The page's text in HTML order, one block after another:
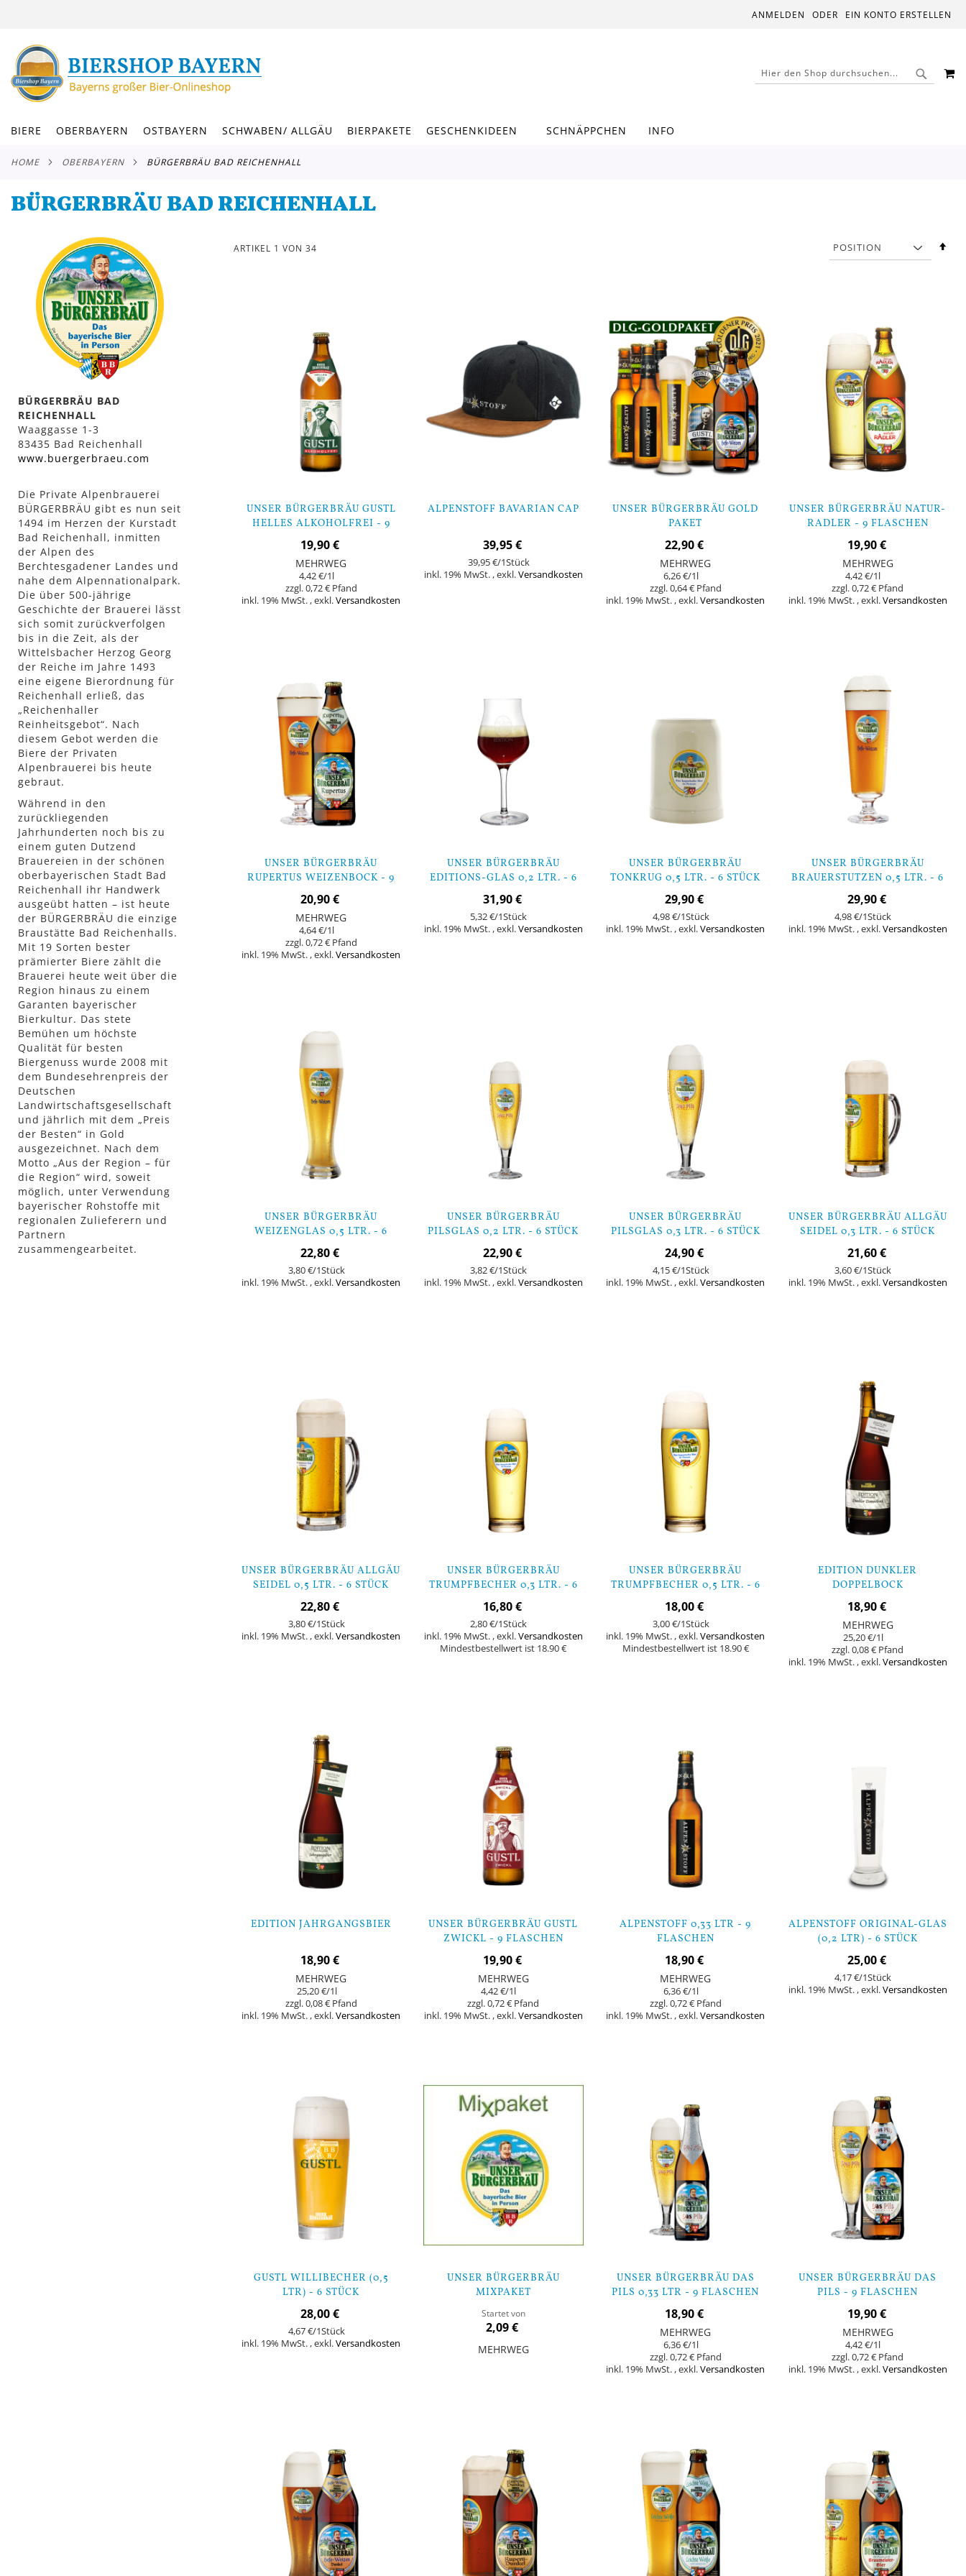
INHALT
ANMELDEN EIN KONTO ERSTELLEN
SUCHE
BIERE OBERBAYERN OSTBAYERN SCHWABEN/ ALLGÄU BIERPAKETE GESCHENKIDEEN SCHNÄPPCHEN INFO
HOME OBERBAYERN BÜRGERBRÄU BAD REICHENHALL
BÜRGERBRÄU BAD REICHENHALL
ARTIKEL 1 VON34
UNSER BÜRGERBRÄU GUSTL
HELLES ALKOHOLFREI - 9
FLASCHEN
19,90 €
MEHRWEG
4,42 €/1l
0,72 €
inkl. 19% MwSt.,exkl.Versandkosten
ALPENSTOFF BAVARIAN CAP
39,95 €
39,95 €/1Stück
inkl. 19% MwSt.,exkl.Versandkosten
UNSER BÜRGERBRÄU GOLD
PAKET
22,90 €
MEHRWEG
6,26 €/1l
0,64 €
inkl. 19% MwSt.,exkl.Versandkosten
UNSER BÜRGERBRÄU NATUR-
RADLER - 9 FLASCHEN
19,90 €
MEHRWEG
4,42 €/1l
0,72 €
inkl. 19% MwSt.,exkl.Versandkosten
UNSER BÜRGERBRÄU
RUPERTUS WEIZENBOCK - 9
FLASCHEN
20,90 €
MEHRWEG
4,64 €/1l
0,72 €
inkl. 19% MwSt. ,exkl.Versandkosten
UNSER BÜRGERBRÄU
EDITIONS-GLAS 0,2 LTR. - 6
STÜCK
31,90 €
5,32 €/1Stück
inkl. 19% MwSt. ,exkl.Versandkosten
In den Warenkorb
UNSER BÜRGERBRÄU
TONKRUG 0,5 LTR. - 6 STÜCK
29,90 €
4,98 €/1Stück
inkl. 19% MwSt. ,exkl.Versandkosten
UNSER BÜRGERBRÄU
BRAUERSTUTZEN 0,5 LTR. - 6
STÜCK
29,90 €
4,98 €/1Stück
inkl. 19% MwSt. ,exkl.Versandkosten
UNSER BÜRGERBRÄU
WEIZENGLAS 0,5 LTR. - 6
STÜCK
22,80 €
3,80 €/1Stück
inkl. 19% MwSt. ,exkl.Versandkosten
UNSER BÜRGERBRÄU
PILSGLAS 0,2 LTR. - 6 STÜCK
22,90 €
3,82 €/1Stück
inkl. 19% MwSt. ,exkl.Versandkosten
UNSER BÜRGERBRÄU
PILSGLAS 0,3 LTR. - 6 STÜCK
24,90 €
4,15 €/1Stück
inkl. 19% MwSt. ,exkl.Versandkosten
UNSER BÜRGERBRÄU ALLGÄU
SEIDEL 0,3 LTR. - 6 STÜCK
21,60 €
3,60 €/1Stück
inkl. 19% MwSt. ,exkl.Versandkosten
UNSER BÜRGERBRÄU ALLGÄU
SEIDEL 0,5 LTR. - 6 STÜCK
22,80 €
3,80 €/1Stück
inkl. 19% MwSt. ,exkl.Versandkosten
UNSER BÜRGERBRÄU
TRUMPFBECHER 0,3 LTR. - 6
STÜCK
16,80 €
2,80 €/1Stück
inkl. 19% MwSt. ,exkl.Versandkosten
Mindestbestellwert ist 18.90 €
UNSER BÜRGERBRÄU
TRUMPFBECHER 0,5 LTR. - 6
STÜCK
18,00 €
3,00 €/1Stück
inkl. 19% MwSt. ,exkl.Versandkosten
Mindestbestellwert ist 18.90 €
EDITION DUNKLER
DOPPELBOCK
18,90 €
MEHRWEG
25,20 €/1l
0,08 €
inkl. 19% MwSt. ,exkl.Versandkosten
EDITION JAHRGANGSBIER
18,90 €
MEHRWEG
25,20 €/1l
0,08 €
inkl. 19% MwSt. ,exkl.Versandkosten
UNSER BÜRGERBRÄU GUSTL
ZWICKL - 9 FLASCHEN
19,90 €
MEHRWEG
4,42 €/1l
0,72 €
inkl. 19% MwSt. ,exkl.Versandkosten
ALPENSTOFF 0,33 LTR - 9
FLASCHEN
18,90 €
MEHRWEG
6,36 €/1l
0,72 €
inkl. 19% MwSt. ,exkl.Versandkosten
ALPENSTOFF ORIGINAL-GLAS
(0,2 LTR) - 6 STÜCK
25,00 €
4,17 €/1Stück
inkl. 19% MwSt. ,exkl.Versandkosten
In den Warenkorb
GUSTL WILLIBECHER (0,5
LTR) - 6 STÜCK
28,00 €
4,67 €/1Stück
inkl. 19% MwSt. ,exkl.Versandkosten
UNSER BÜRGERBRÄU
MIXPAKET
Startet von
2,09 €
MEHRWEG
UNSER BÜRGERBRÄU DAS
PILS 0,33 LTR - 9 FLASCHEN
18,90 €
MEHRWEG
6,36 €/1l
0,72 €
inkl. 19% MwSt. ,exkl.Versandkosten
UNSER BÜRGERBRÄU DAS
PILS - 9 FLASCHEN
19,90 €
MEHRWEG
4,42 €/1l
0,72 €
inkl. 19% MwSt. ,exkl.Versandkosten
BÜRGERBRÄU BAD
REICHENHALL
Waaggasse 1-3
83435 Bad Reichenhall
www.buergerbraeu.com
Die Private Alpenbrauerei
BÜRGERBRÄU gibt es nun seit
1494 im Herzen der Kurstadt
Bad Reichenhall, inmitten
der Alpen des
Berchtesgadener Landes und
nahe dem Alpennationalpark.
Die über 500-jährige
Geschichte der Brauerei lässt
sich somit zurückverfolgen
bis in die Zeit, als der
Wittelsbacher Herzog Georg
der Reiche im Jahre 1493
eine eigene Bierordnung für
Reichenhall erließ, das
„Reichenhaller
Reinheitsgebot“. Nach
diesem Gebot werden die
Biere der Privaten
Alpenbrauerei bis heute
gebraut.
Während in den
zurückliegenden
Jahrhunderten noch bis zu
einem guten Dutzend
Brauereien in der schönen
oberbayerischen Stadt Bad
Reichenhall ihr Handwerk
ausgeübt hatten – ist heute
der BÜRGERBRÄU die einzige
Braustätte Bad Reichenhalls.
Mit 19 Sorten bester
prämierter Biere zählt die
Brauerei heute weit über die
Region hinaus zu einem
Garanten bayerischer
Bierkultur. Das stete
Bemühen um höchste
Qualität für besten
Biergenuss wurde 2008 mit
dem Bundesehrenpreis der
Deutschen
Landwirtschaftsgesellschaft
und jährlich mit dem „Preis
der Besten“ in Gold
ausgezeichnet. Nach dem
Motto „Aus der Region – für
die Region“ wird, soweit
möglich, unter Verwendung
bayerischer Rohstoffe mit
regionalen Zulieferern und
Partnern
zusammengearbeitet.